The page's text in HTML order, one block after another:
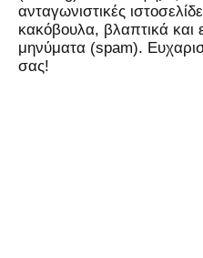
ανταγωνιστικές
κακόβουλα, βλαπτικά
μηνύματα (spam).
σας!